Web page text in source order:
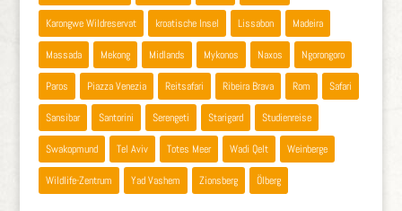
Karongwe Wildreservat kroatische Insel Lissabon Madeira
Massada Mekong Midlands Mykonos Naxos Ngorongoro
Paros Piazza Venezia Reitsafari Ribeira Brava Rom Safari
Sansibar Santorini Serengeti Starigard Studienreise
Swakopmund Tel Aviv Totes Meer Wadi Qelt Weinberge
Wildlife-Zentrum Yad Vashem Zionsberg Ölberg